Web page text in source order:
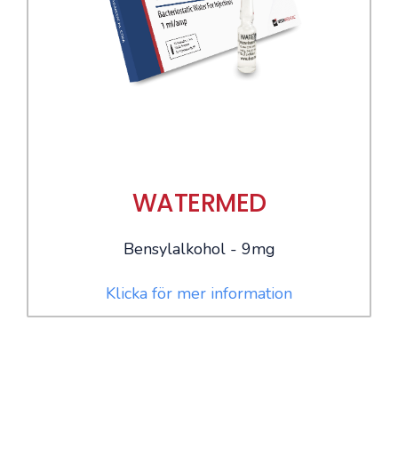
WATERMED
Bensylalkohol - 9mg
Klicka för mer information